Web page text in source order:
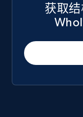
740+
Mouser -
Product url,
获取